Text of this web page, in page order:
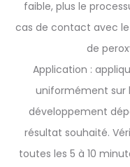
faible, plus le
cas de contact avec le
de
Application :
uniformément sur
développement
résultat souhaité.
toutes les 5 à 10